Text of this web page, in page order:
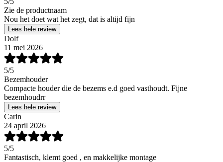
Zie de productnaam
Nou het doet wat het zegt, dat is altijd fijn
Lees hele review
Dolf
11 mei 2026
5/5
Bezemhouder
Compacte houder die de bezems e.d goed vasthoudt. Fijne
bezemhoudrr
Lees hele review
Carin
24 april 2026
5/5
Fantastisch, klemt goed , en makkelijke montage